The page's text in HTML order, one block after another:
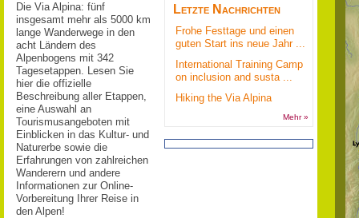
Die Via Alpina: fünf
insgesamt mehr als 5000 km
lange Wanderwege in den
acht Ländern des
Alpenbogens mit 342
Tagesetappen. Lesen Sie
hier die offizielle
Beschreibung aller Etappen,
eine Auswahl an
Tourismusangeboten mit
Einblicken in das Kultur- und
Naturerbe sowie die
Erfahrungen von zahlreichen
Wanderern und andere
Informationen zur Online-
Vorbereitung Ihrer Reise in
den Alpen!
Letzte Nachrichten
Frohe Festtage und einen
guten Start ins neue Jahr ...
International Training Camp
on inclusion and susta ...
Hiking the Via Alpina
Mehr »